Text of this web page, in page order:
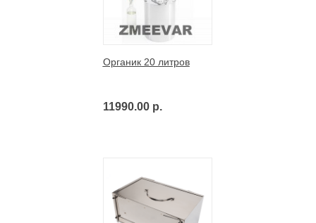
Органик 20 литров
11990.00 р.